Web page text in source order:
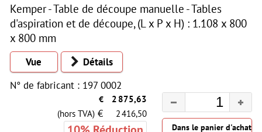
Kemper - Table de découpe manuelle - Tables
d'aspiration et de découpe, (L x P x H) : 1.108 x 800
x 800 mm
Vue
Détails
N° de fabricant : 197 0002
€
2 875,63
(hors TVA) € 2 416,50